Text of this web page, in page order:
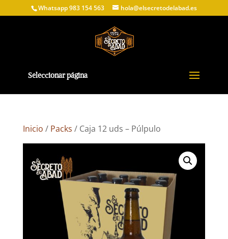
Whatsapp 983 154 563 hola@elsecretodelabad.es
Seleccionar página
Inicio / Packs / Caja 12 uds – Púlpulo